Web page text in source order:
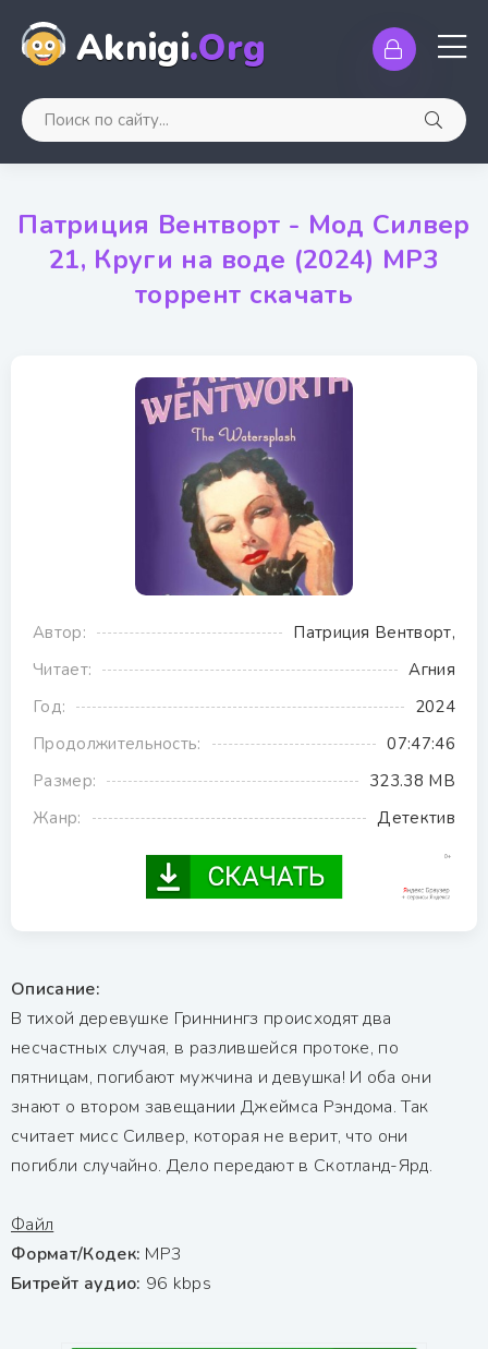
Aknigi.Org
Патриция Вентворт - Мод Силвер
21, Круги на воде (2024) МР3
торрент скачать
Автор:
Патриция Вентворт,
Читает:
Агния
Год:
2024
Продолжительность:
07:47:46
Размер:
323.38 MB
Жанр:
Детектив
Описание:
В тихой деревушке Гриннингз происходят два
несчастных случая, в разлившейся протоке, по
пятницам, погибают мужчина и девушка! И оба они
знают о втором завещании Джеймса Рэндома. Так
считает мисс Силвер, которая не верит, что они
погибли случайно. Дело передают в Скотланд-Ярд.
Файл
Формат/Кодек: МР3
Битрейт аудио: 96 kbps